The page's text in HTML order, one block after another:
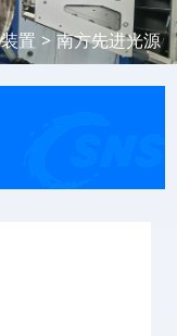
装置 > 南方先进光源